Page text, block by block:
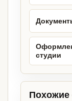
студии
Похожие